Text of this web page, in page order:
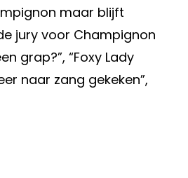
maar blijft
jury voor Champignon
grap?”, “Foxy Lady
naar zang gekeken”,